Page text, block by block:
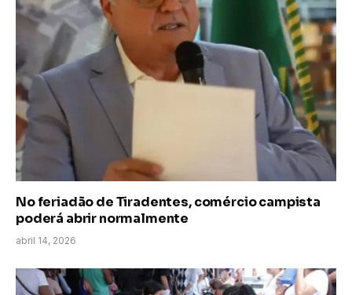
No feriadão de Tiradentes, comércio campista
poderá abrir normalmente
abril 14, 2026